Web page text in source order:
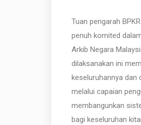
Tuan pengarah
penuh komited
Arkib Negara
dilaksanakan ini
keseluruhannya
melalui capaian
membangunkan
bagi keseluruhan